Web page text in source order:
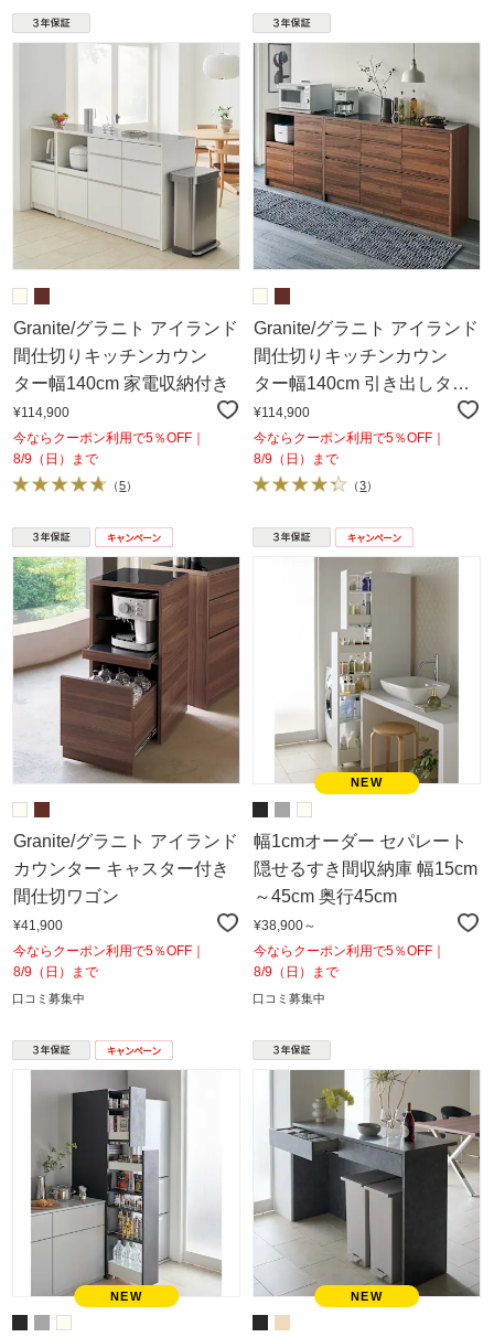
Granite/グラニト アイランド
間仕切りキッチンカウン
ター幅140cm 家電収納付き
¥114,900
今ならクーポン利用で5％OFF｜
8/9（日）まで
（5）
Granite/グラニト アイランド
間仕切りキッチンカウン
ター幅140cm 引き出しタイ
プ
¥114,900
今ならクーポン利用で5％OFF｜
8/9（日）まで
（3）
Granite/グラニト アイランド
カウンター キャスター付き
間仕切ワゴン
¥41,900
今ならクーポン利用で5％OFF｜
8/9（日）まで
口コミ募集中
幅1cmオーダー セパレート
隠せるすき間収納庫 幅15cm
～45cm 奥行45cm
¥38,900～
今ならクーポン利用で5％OFF｜
8/9（日）まで
口コミ募集中